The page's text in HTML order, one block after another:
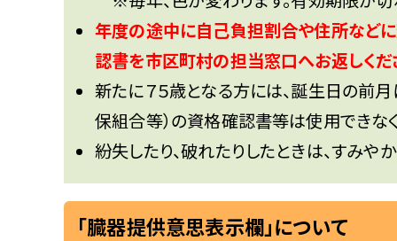
年度の途中に自己負担割合や住所など
認書を市区町村の担当窓口へお返しくだ
新たに７５歳となる方には、誕生日の前
保組合等）の資格確認書等は使用できな
紛失したり、破れたりしたときは、すみ
「臓器提供意思表示欄」について